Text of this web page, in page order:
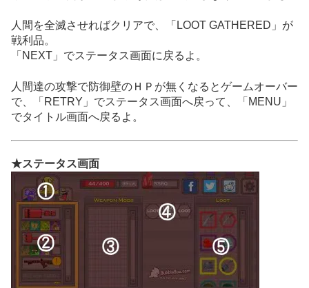
人間を全滅させればクリアで、「LOOT GATHERED」が
戦利品。
「NEXT」でステータス画面に戻るよ。
人間達の攻撃で防御壁のＨＰが無くなるとゲームオーバー
で、「RETRY」でステータス画面へ戻って、「MENU」
でタイトル画面へ戻るよ。
★ステータス画面